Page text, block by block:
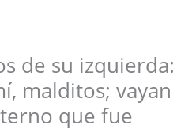
de su izquierda:
malditos; vayan
que fue